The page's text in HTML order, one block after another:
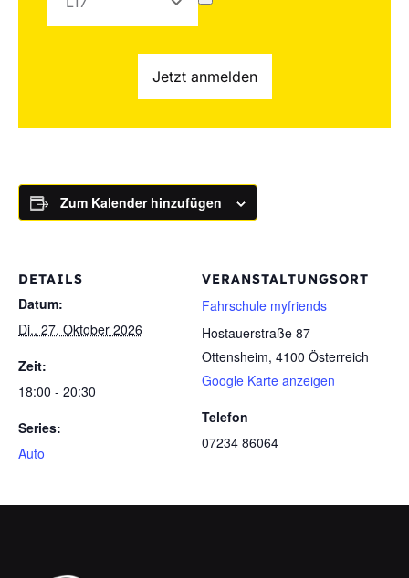
Zum Kalender hinzufügen
DETAILS
Datum:
Di., 27. Oktober 2026
Zeit:
18:00 - 20:30
Series:
Auto
VERANSTALTUNGSORT
Fahrschule myfriends
Hostauerstraße 87
Ottensheim, 4100 Österreich
Google Karte anzeigen
Telefon
07234 86064